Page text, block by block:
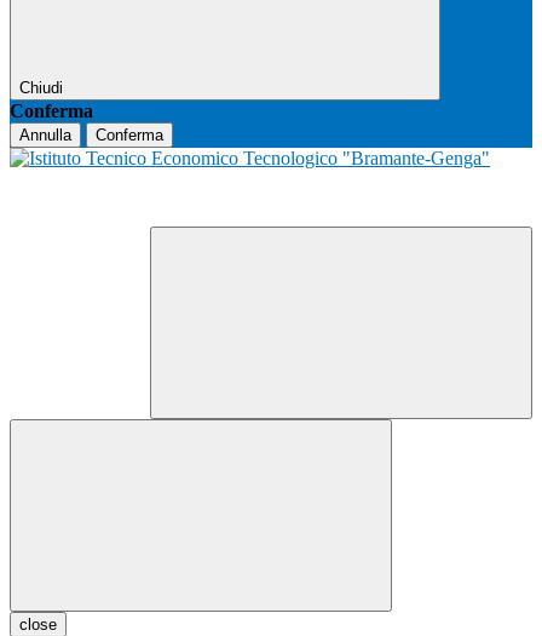
Chiudi
Conferma
Annulla Conferma
close